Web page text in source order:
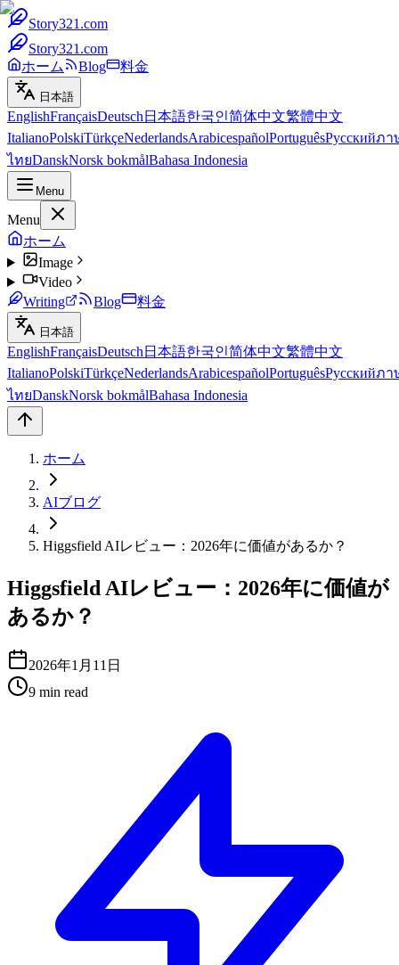
Story321.com
Story321.com
ホーム
Blog 料金
日本語
EnglishFrançaisDeutsch 日本語한국인简体中文繁體中文
ItalianoPolskiTürkçeNederlandsArabicespañolPortuguêsРусскийภา
ไทยDanskNorsk bokmålBahasa Indonesia
Menu
Menu
ホーム
Image
Video
Writing
Blog 料金
日本語
EnglishFrançaisDeutsch 日本語한국인简体中文繁體中文
ItalianoPolskiTürkçeNederlandsArabicespañolPortuguêsРусскийภา
ไทยDanskNorsk bokmålBahasa Indonesia
ホーム
AIブログ
Higgsfield AIレビュー：2026年に価値があるか？
Higgsfield AIレビュー：2026年に価値が
あるか？
2026年1月11日
9 min read